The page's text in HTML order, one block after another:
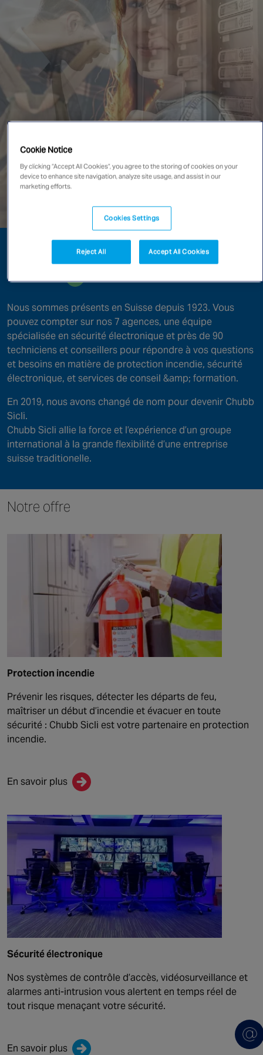
Singapore
EUROPE
Austria
Belgium
France
Germany
Spain
Netherlands
United Kingdom
Près de vous depuis 100 ans
Voir la vidéo
Nous sommes présents en Suisse depuis 1923. Vous
pouvez compter sur nos 7 agences, une équipe
spécialisée en sécurité électronique et près de 90
techniciens et conseillers pour répondre à vos questions
et besoins en matière de protection incendie, sécurité
électronique, et services de conseil &amp; formation.
En 2019, nous avons changé de nom pour devenir Chubb
Sicli.
Chubb Sicli allie la force et l’expérience d’un groupe
international à la grande flexibilité d’une entreprise
suisse traditionelle.
Notre offre
Protection incendie
Prévenir les risques, détecter les départs de feu,
maîtriser un début d’incendie et évacuer en toute
sécurité : Chubb Sicli est votre partenaire en protection
incendie.
En savoir plus
Sécurité électronique
Nos systèmes de contrôle d’accès, vidéosurveillance et
alarmes anti-intrusion vous alertent en temps réel de
tout risque menaçant votre sécurité.
En savoir plus
Cookie Notice
By clicking “Accept All Cookies”, you agree to the storing of cookies on your
device to enhance site navigation, analyze site usage, and assist in our
marketing efforts.
Cookies Settings
Reject All Accept All Cookies